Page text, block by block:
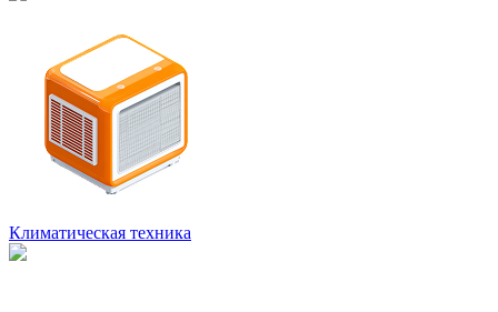
Климатическая техника